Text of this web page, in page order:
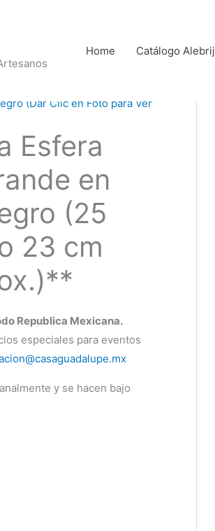
Home Catálogo
(Dar Clic en Foto para Ver
Esfera
en
(25
23 cm
Republica Mexicana.
especiales para eventos
y se hacen bajo